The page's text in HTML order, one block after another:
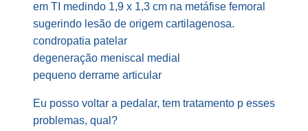
em TI medindo 1,9 x 1,3 cm na metáfise femoral
sugerindo lesão de origem cartilagenosa.
condropatia patelar
degeneração meniscal medial
pequeno derrame articular
Eu posso voltar a pedalar, tem tratamento p esses
problemas, qual?